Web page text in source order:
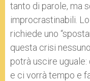
tanto di parole, ma
improcrastinabili.
richiede uno
questa crisi
potrà uscire uguale:
e ci vorrà tempo e